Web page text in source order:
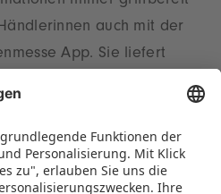
auch mit der
App. Sie liefert
relevanten Themen rund
bietet die